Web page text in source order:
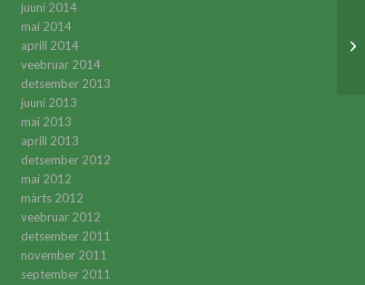
juuni 2014
mai 2014
aprill 2014
veebruar 2014
detsember 2013
juuni 2013
mai 2013
aprill 2013
detsember 2012
mai 2012
märts 2012
veebruar 2012
detsember 2011
november 2011
september 2011